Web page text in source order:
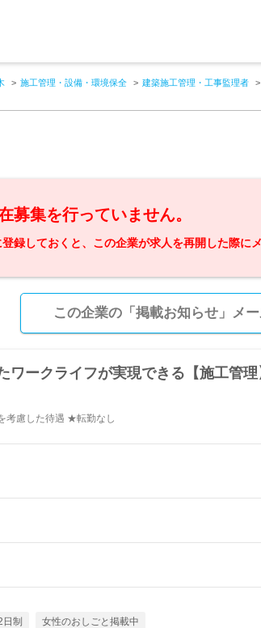
施工管理・設備・環境保全 建築施工管理・工事監理者
募集を行っていません。
登録しておくと、この企業が求人を再開した際に
この企業の「掲載お知らせ」メ
ークライフが実現できる【施工管理
考慮した待遇 ★転勤なし
日制 女性のおしごと掲載中